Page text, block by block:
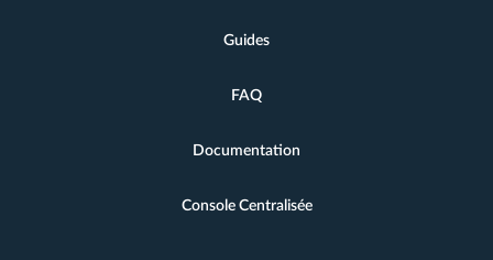
Guides
FAQ
Documentation
Console Centralisée